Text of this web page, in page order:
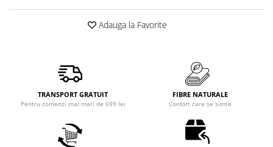
Adauga la Favorite
TRANSPORT GRATUIT
Pentru comenzi mai mari de 699 lei
FIBRE NATURALE
Confort care se simte